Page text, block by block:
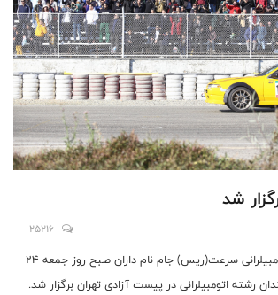
شد
25216
مرحله دوم مسابقات اتومبیلرانی سرعت(ریس) جام نام داران صبح روز جمعه 24
رشته اتومبیلرانی در پیست آزادی تهران برگزار شد.